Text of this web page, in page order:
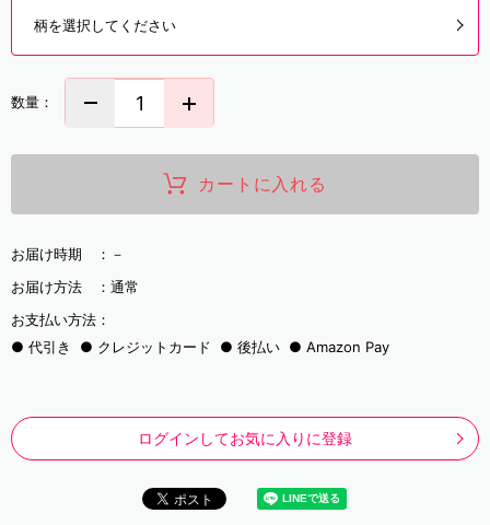
柄を選択してください
数量：
カートに入れる
お届け時期 ： －
お届け方法 ： 通常
お支払い方法：
代引き
クレジットカード 後払い Amazon Pay
ログインしてお気に入りに登録